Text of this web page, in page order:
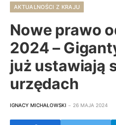
AKTUALNOŚCI Z KRAJU
Nowe prawo
2024 –
już ustawiają
urzędach
IGNACY MICHAŁOWSKI 26 MAJA 2024